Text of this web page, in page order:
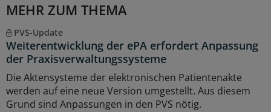
MEHR ZUM THEMA
PVS-Update
Weiterentwicklung der ePA erfordert Anpassung
der Praxisverwaltungssysteme
Die Aktensysteme der elektronischen Patientenakte
werden auf eine neue Version umgestellt. Aus diesem
Grund sind Anpassungen in den PVS nötig.